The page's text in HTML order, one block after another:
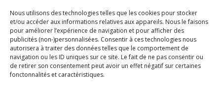
Nous utilisons des technologies telles que les cookies pour stocker
et/ou accéder aux informations relatives aux appareils. Nous le faisons
pour améliorer l’expérience de navigation et pour afficher des
publicités (non-)personnalisées. Consentir à ces technologies nous
autorisera à traiter des données telles que le comportement de
navigation ou les ID uniques sur ce site. Le fait de ne pas consentir ou
de retirer son consentement peut avoir un effet négatif sur certaines
fonctonnalités et caractéristiques.
volley_ball
water-polo
MÉTA